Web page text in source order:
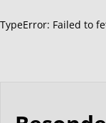
TypeError: Failed to